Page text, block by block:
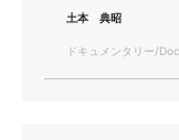
土本 典昭
ドキュメンタリー/